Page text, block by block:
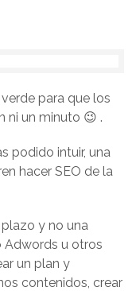
para que los
ni un minuto 😉 .
podido intuir, una
hacer SEO de la
y no una
Adwords u otros
un plan y
contenidos, crear